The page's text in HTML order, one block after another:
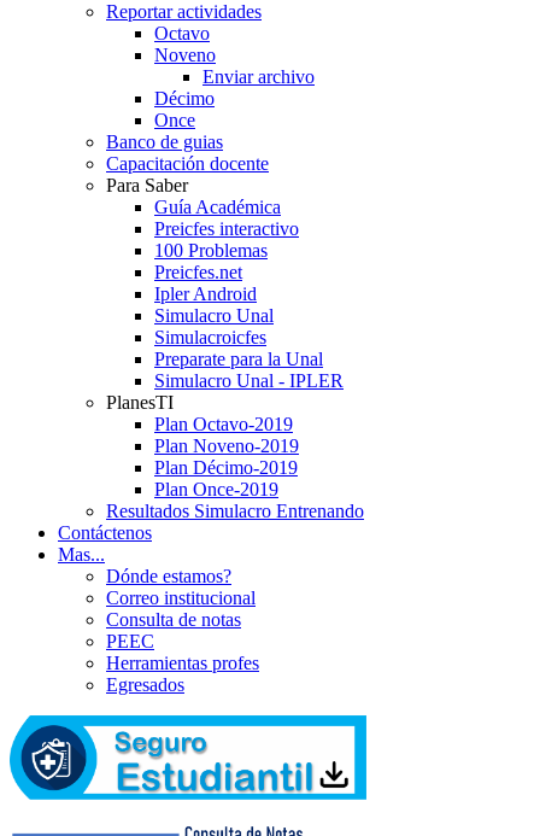
Reportar actividades
Octavo
Noveno
Enviar archivo
Décimo
Once
Banco de guias
Capacitación docente
Para Saber
Guía Académica
Preicfes interactivo
100 Problemas
Preicfes.net
Ipler Android
Simulacro Unal
Simulacroicfes
Preparate para la Unal
Simulacro Unal - IPLER
PlanesTI
Plan Octavo-2019
Plan Noveno-2019
Plan Décimo-2019
Plan Once-2019
Resultados Simulacro Entrenando
Contáctenos
Mas...
Dónde estamos?
Correo institucional
Consulta de notas
PEEC
Herramientas profes
Egresados